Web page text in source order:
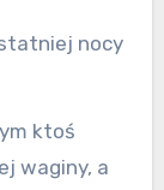
nocy
ktoś
waginy, a